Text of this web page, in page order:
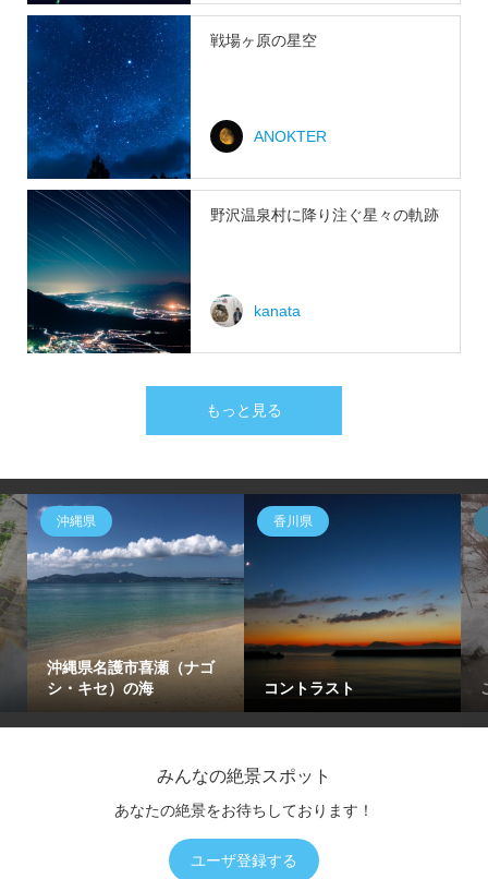
戦場ヶ原の星空
ANOKTER
野沢温泉村に降り注ぐ星々の軌跡
kanata
もっと見る
沖縄県
沖縄県名護市喜瀬（ナゴ
シ・キセ）の海
香川県
コントラスト
みんなの絶景スポット
あなたの絶景をお待ちしております！
ユーザ登録する